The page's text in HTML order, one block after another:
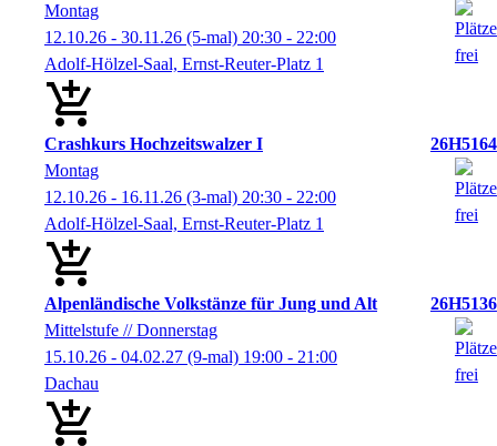
Montag
12.10.26 - 30.11.26 (5-mal) 20:30 - 22:00
Adolf-Hölzel-Saal, Ernst-Reuter-Platz 1
Crashkurs Hochzeitswalzer I
26H5164
Montag
12.10.26 - 16.11.26 (3-mal) 20:30 - 22:00
Adolf-Hölzel-Saal, Ernst-Reuter-Platz 1
Alpenländische Volkstänze für Jung und Alt
26H5136
Mittelstufe // Donnerstag
15.10.26 - 04.02.27 (9-mal) 19:00 - 21:00
Dachau